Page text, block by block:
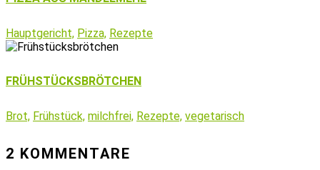
Hauptgericht, Pizza, Rezepte
FRÜHSTÜCKSBRÖTCHEN
Brot, Frühstück, milchfrei, Rezepte, vegetarisch
2 KOMMENTARE